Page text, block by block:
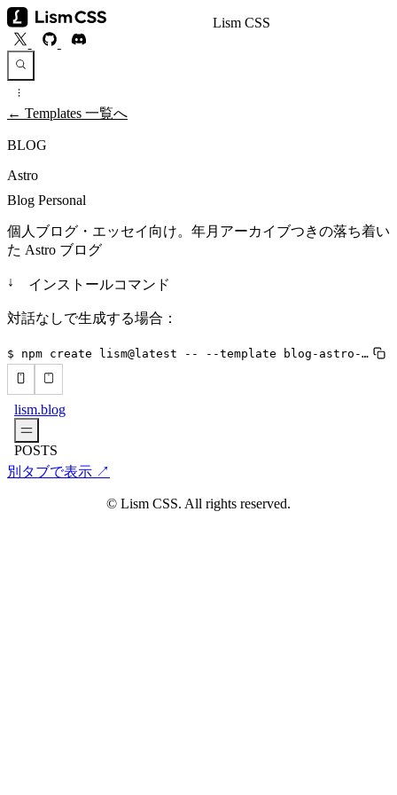
Lism CSS
← Templates 一覧へ
BLOG
Astro
Blog Personal
個人ブログ・エッセイ向け。年月アーカイブつきの落ち着い
た Astro ブログ
↓ インストールコマンド
対話なしで生成する場合：
$ npm create lism@latest -- --template blog-astro-personal --lang ja
別タブで表示 ↗
© Lism CSS. All rights reserved.